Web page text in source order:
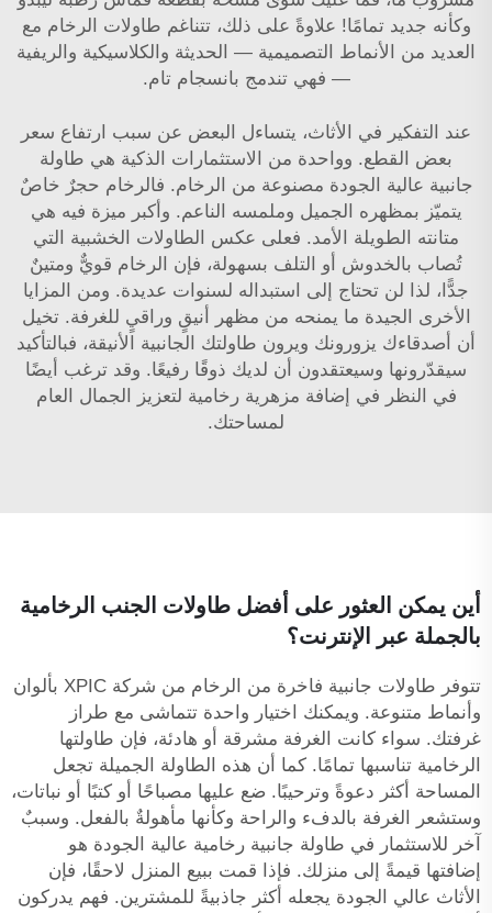
وكأنه جديد تمامًا! علاوةً على ذلك، تتناغم طاولات الرخام مع
العديد من الأنماط التصميمية — الحديثة والكلاسيكية والريفية
— فهي تندمج بانسجام تام.
عند التفكير في الأثاث، يتساءل البعض عن سبب ارتفاع سعر
بعض القطع. وواحدة من الاستثمارات الذكية هي طاولة
جانبية عالية الجودة مصنوعة من الرخام. فالرخام حجرٌ خاصٌ
يتميّز بمظهره الجميل وملمسه الناعم. وأكبر ميزة فيه هي
متانته الطويلة الأمد. فعلى عكس الطاولات الخشبية التي
تُصاب بالخدوش أو التلف بسهولة، فإن الرخام قويٌّ ومتينٌ
جدًّا، لذا لن تحتاج إلى استبداله لسنوات عديدة. ومن المزايا
الأخرى الجيدة ما يمنحه من مظهر أنيقٍ وراقيٍ للغرفة. تخيل
أن أصدقاءك يزورونك ويرون طاولتك الجانبية الأنيقة، فبالتأكيد
سيقدّرونها وسيعتقدون أن لديك ذوقًا رفيعًا. وقد ترغب أيضًا
في النظر في إضافة مزهرية رخامية لتعزيز الجمال العام
لمساحتك.
أين يمكن العثور على أفضل طاولات الجنب الرخامية
بالجملة عبر الإنترنت؟
تتوفر طاولات جانبية فاخرة من الرخام من شركة XPIC بألوان
وأنماط متنوعة. ويمكنك اختيار واحدة تتماشى مع طراز
غرفتك. سواء كانت الغرفة مشرقة أو هادئة، فإن طاولتها
الرخامية تناسبها تمامًا. كما أن هذه الطاولة الجميلة تجعل
المساحة أكثر دعوةً وترحيبًا. ضع عليها مصباحًا أو كتبًا أو نباتات،
وستشعر الغرفة بالدفء والراحة وكأنها مأهولةٌ بالفعل. وسببٌ
آخر للاستثمار في طاولة جانبية رخامية عالية الجودة هو
إضافتها قيمةً إلى منزلك. فإذا قمت ببيع المنزل لاحقًا، فإن
الأثاث عالي الجودة يجعله أكثر جاذبيةً للمشترين. فهم يدركون